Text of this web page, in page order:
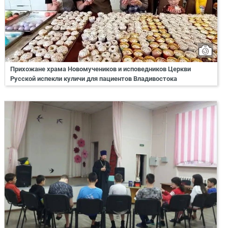
Прихожане храма Новомучеников и исповедников Церкви
Русской испекли куличи для пациентов Владивостока